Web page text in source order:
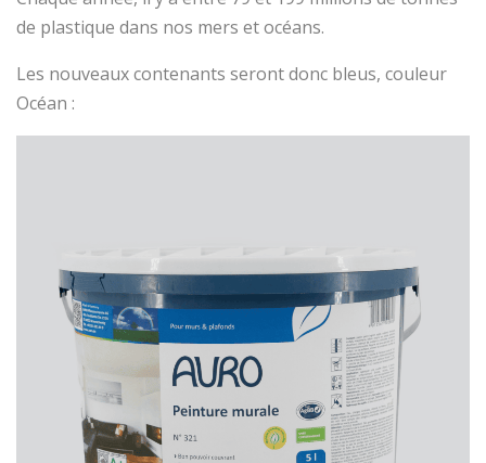
de plastique dans nos mers et océans.
Les nouveaux contenants seront donc bleus, couleur
Océan :